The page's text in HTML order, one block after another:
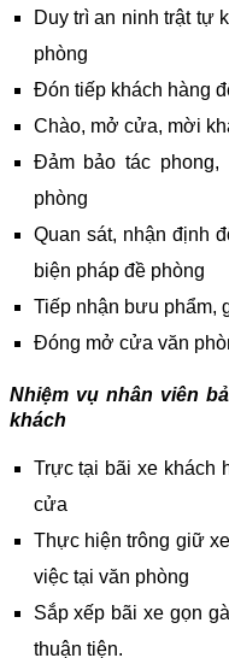
Duy trì an ninh trật tự
phòng
Đón tiếp khách hàng
Chào, mở cửa, mời
Đảm bảo tác phong,
phòng
Quan sát, nhận định
biện pháp đề phòng
Tiếp nhận bưu phẩm,
Đóng mở cửa văn
Nhiệm vụ nhân viên
khách
Trực tại bãi xe khách
cửa
Thực hiện trông giữ
việc tại văn phòng
Sắp xếp bãi xe gọn
thuận tiện.